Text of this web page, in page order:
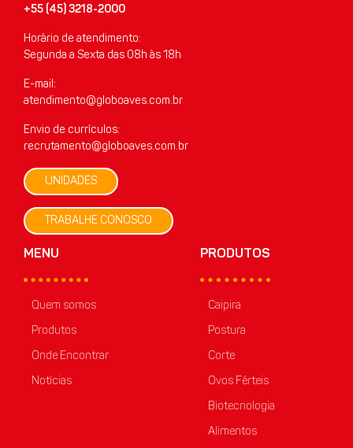
+55 (45) 3218-2000
Horário de atendimento:
Segunda a Sexta das 08h às 18h
E-mail:
atendimento@globoaves.com.br
Envio de currículos:
recrutamento@globoaves.com.br
UNIDADES
TRABALHE CONOSCO
MENU
Quem somos
Produtos
Onde Encontrar
Notícias
PRODUTOS
Caipira
Postura
Corte
Ovos Férteis
Biotecnologia
Alimentos